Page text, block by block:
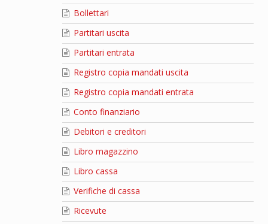
Bollettari
Partitari uscita
Partitari entrata
Registro copia mandati uscita
Registro copia mandati entrata
Conto finanziario
Debitori e creditori
Libro magazzino
Libro cassa
Verifiche di cassa
Ricevute